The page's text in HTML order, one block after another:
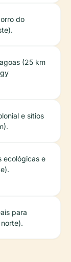
do
(25 km
e sítios
ecológicas e
para